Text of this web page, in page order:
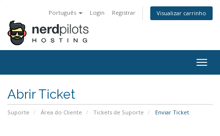
Português Login Registrar Visualizar carrinho
Abrir Ticket
Suporte Área do Cliente Tickets de Suporte Enviar Ticket